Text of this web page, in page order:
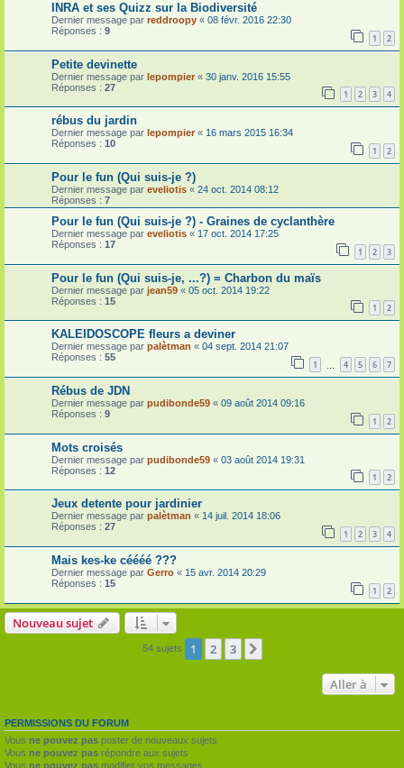
INRA et ses Quizz sur la Biodiversité
Dernier message par reddroopy « 08 févr. 2016 22:30
Réponses : 9
1 2
Petite devinette
Dernier message par lepompier « 30 janv. 2016 15:55
Réponses : 27
1 2 3 4
rébus du jardin
Dernier message par lepompier « 16 mars 2015 16:34
Réponses : 10
1 2
Pour le fun (Qui suis-je ?)
Dernier message par eveliotis « 24 oct. 2014 08:12
Réponses : 7
Pour le fun (Qui suis-je ?) - Graines de cyclanthère
Dernier message par eveliotis « 17 oct. 2014 17:25
Réponses : 17
1 2 3
Pour le fun (Qui suis-je, ...?) = Charbon du maïs
Dernier message par jean59 « 05 oct. 2014 19:22
Réponses : 15
1 2
KALEIDOSCOPE fleurs a deviner
Dernier message par palètman « 04 sept. 2014 21:07
Réponses : 55
1 4 5 6 7
Rébus de JDN
Dernier message par pudibonde59 « 09 août 2014 09:16
Réponses : 9
1 2
Mots croisés
Dernier message par pudibonde59 « 03 août 2014 19:31
Réponses : 12
1 2
Jeux detente pour jardinier
Dernier message par palètman « 14 juil. 2014 18:06
Réponses : 27
1 2 3 4
Mais kes-ke céééé ???
Dernier message par Gerro « 15 avr. 2014 20:29
Réponses : 15
1 2
Nouveau sujet
54 sujets 1 2 3
Aller à
PERMISSIONS DU FORUM
Vous ne pouvez pas poster de nouveaux sujets
Vous ne pouvez pas répondre aux sujets
Vous ne pouvez pas modifier vos messages